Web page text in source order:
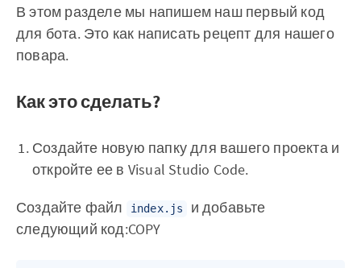
В этом разделе мы напишем наш первый код
для бота. Это как написать рецепт для нашего
повара.
Как это сделать?
Создайте новую папку для вашего проекта и
откройте ее в Visual Studio Code.
Создайте файл index.js
и добавьте
следующий код:COPY